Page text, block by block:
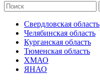
Свердловская область
Челябинская область
Курганская область
Тюменская область
ХМАО
ЯНАО